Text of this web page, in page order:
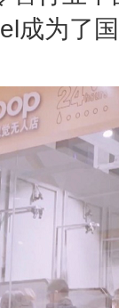
成为了